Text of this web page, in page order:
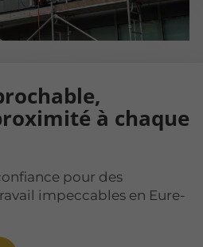
à chaque
pour des
impeccables en Eure-